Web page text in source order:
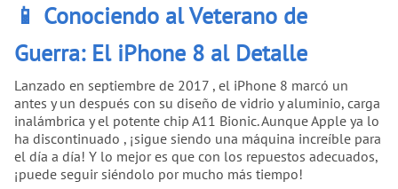
📱 Conociendo al Veterano de
Guerra: El iPhone 8 al Detalle
Lanzado en septiembre de 2017 , el iPhone 8 marcó un
antes y un después con su diseño de vidrio y aluminio, carga
inalámbrica y el potente chip A11 Bionic. Aunque Apple ya lo
ha discontinuado , ¡sigue siendo una máquina increíble para
el día a día! Y lo mejor es que con los repuestos adecuados,
¡puede seguir siéndolo por mucho más tiempo!